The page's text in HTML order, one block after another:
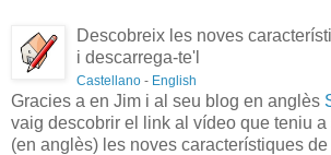
Descobreix les noves
i descarrega-te'l
Castellano - English
Gracies a en Jim i al seu blog en anglès
vaig descobrir el link al vídeo que teniu
(en anglès) les noves característiques